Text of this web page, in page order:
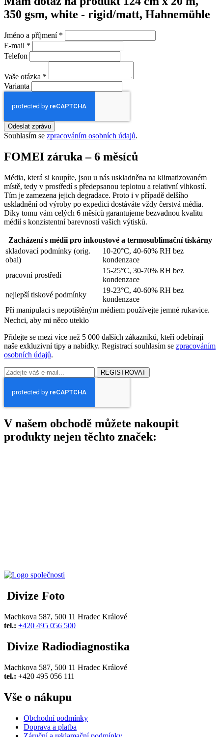
350 gsm, white - rigid/matt, Hahnemühle
Jméno a příjmení *
E-mail *
Telefon
Vaše otázka *
Varianta
Odeslat zprávu
Souhlasím se zpracováním osobních údajů.
FOMEI záruka – 6 měsíců
Média, která si koupíte, jsou u nás uskladněna na klimatizovaném
místě, tedy v prostředí s předepsanou teplotou a relativní vlhkostí.
Tím je zamezena jejich degradace. Proto i v případě delšího
uskladnění od výroby po expedici dostáváte vždy čerstvá média.
Díky tomu vám celých 6 měsíců garantujeme bezvadnou kvalitu
médií s konzistentní barevností vašich výtisků.
Zacházení s médii pro inkoustové a termosublimační tiskárny
skladovací podmínky (orig.
obal)
10-20°C, 40-60% RH bez
kondenzace
pracovní prostředí
15-25°C, 30-70% RH bez
kondenzace
nejlepší tiskové podmínky
19-23°C, 40-60% RH bez
kondenzace
Při manipulaci s nepotištěným médiem používejte jemné rukavice.
Nechci, aby mi něco uteklo
Přidejte se mezi více než 5 000 dalších zákazníků, kteří odebírají
naše exkluzivní tipy a nabídky. Registrací souhlasím se zpracováním
osobních údajů.
REGISTROVAT
V našem obchodě můžete nakoupit
produkty nejen těchto značek:
Divize Foto
Machkova 587, 500 11 Hradec Králové
tel.: +420 495 056 500
Divize Radiodiagnostika
Machkova 587, 500 11 Hradec Králové
tel.: +420 495 056 111
Vše o nákupu
Obchodní podmínky
Doprava a platba